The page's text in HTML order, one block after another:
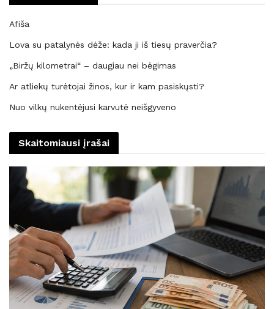
Afiša
Lova su patalynės dėže: kada ji iš tiesų praverčia?
„Biržų kilometrai“ – daugiau nei bėgimas
Ar atliekų turėtojai žinos, kur ir kam pasiskųsti?
Nuo vilkų nukentėjusi karvutė neišgyveno
Skaitomiausi įrašai